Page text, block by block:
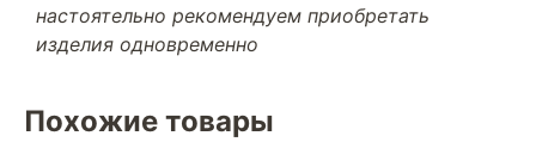
настоятельно рекомендуем приобретать
изделия одновременно
Похожие товары